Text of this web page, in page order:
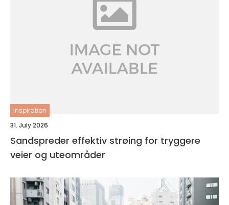
inspiration
31. July 2026
Sandspreder effektiv strøing for tryggere
veier og uteområder